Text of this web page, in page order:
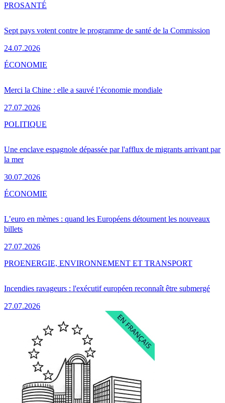
Sept pays votent contre le programme de santé de la Commission
24.07.2026
PROSANTÉ
Merci la Chine : elle a sauvé l’économie mondiale
27.07.2026
ÉCONOMIE
Une enclave espagnole dépassée par l'afflux de migrants arrivant par
la mer
30.07.2026
POLITIQUE
L’euro en mèmes : quand les Européens détournent les nouveaux
billets
27.07.2026
ÉCONOMIE
Incendies ravageurs : l'exécutif européen reconnaît être submergé
27.07.2026
PROENERGIE, ENVIRONNEMENT ET TRANSPORT